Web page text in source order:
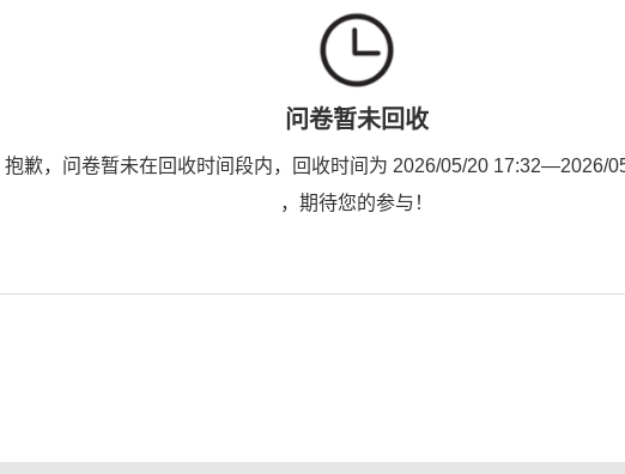
问卷暂未回收
抱歉，问卷暂未在回收时间段内，回收时间为 2026/05/20 17:32—2026/
，期待您的参与！